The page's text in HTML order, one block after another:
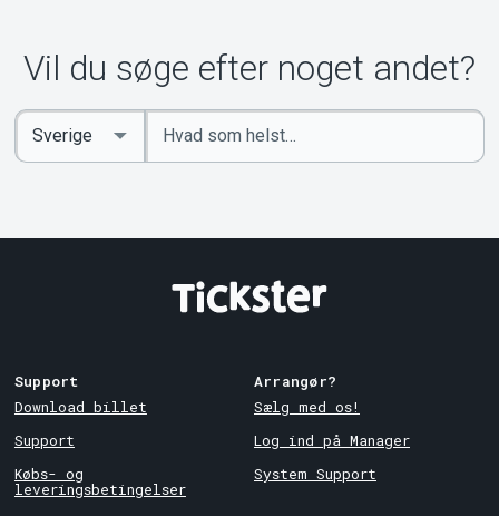
Vil du søge efter noget andet?
Indtast
søgeord
Select
Country
Support
Download billet
Support
Købs- og
leveringsbetingelser
Arrangør?
Sælg med os!
Log ind på Manager
System Support